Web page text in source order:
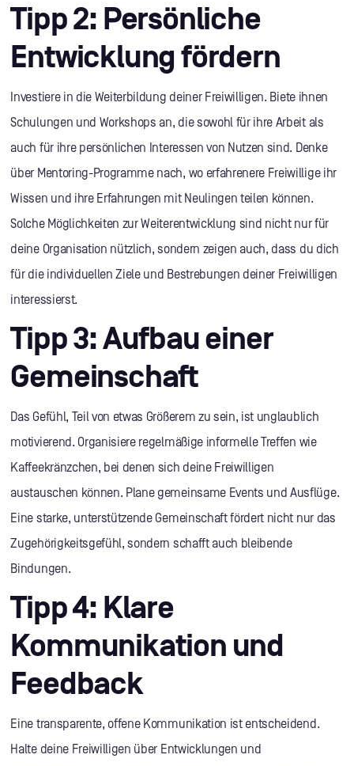
Tipp 2: Persönliche
Entwicklung fördern
Investiere in die Weiterbildung deiner Freiwilligen. Biete ihnen
Schulungen und Workshops an, die sowohl für ihre Arbeit als
auch für ihre persönlichen Interessen von Nutzen sind. Denke
über Mentoring-Programme nach, wo erfahrenere Freiwillige ihr
Wissen und ihre Erfahrungen mit Neulingen teilen können.
Solche Möglichkeiten zur Weiterentwicklung sind nicht nur für
deine Organisation nützlich, sondern zeigen auch, dass du dich
für die individuellen Ziele und Bestrebungen deiner Freiwilligen
interessierst.
Tipp 3: Aufbau einer
Gemeinschaft
Das Gefühl, Teil von etwas Größerem zu sein, ist unglaublich
motivierend. Organisiere regelmäßige informelle Treffen wie
Kaffeekränzchen, bei denen sich deine Freiwilligen
austauschen können. Plane gemeinsame Events und Ausflüge.
Eine starke, unterstützende Gemeinschaft fördert nicht nur das
Zugehörigkeitsgefühl, sondern schafft auch bleibende
Bindungen.
Tipp 4: Klare
Kommunikation und
Feedback
Eine transparente, offene Kommunikation ist entscheidend.
Halte deine Freiwilligen über Entwicklungen und